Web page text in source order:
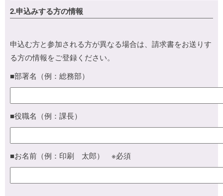
2.申込みする方の情報
申込む方と参加される方が異なる場合は、請求書をお送りす
る方の情報をご登録ください。
■部署名（例：総務部）
■役職名（例：課長）
■お名前（例：印刷 太郎） ※必須